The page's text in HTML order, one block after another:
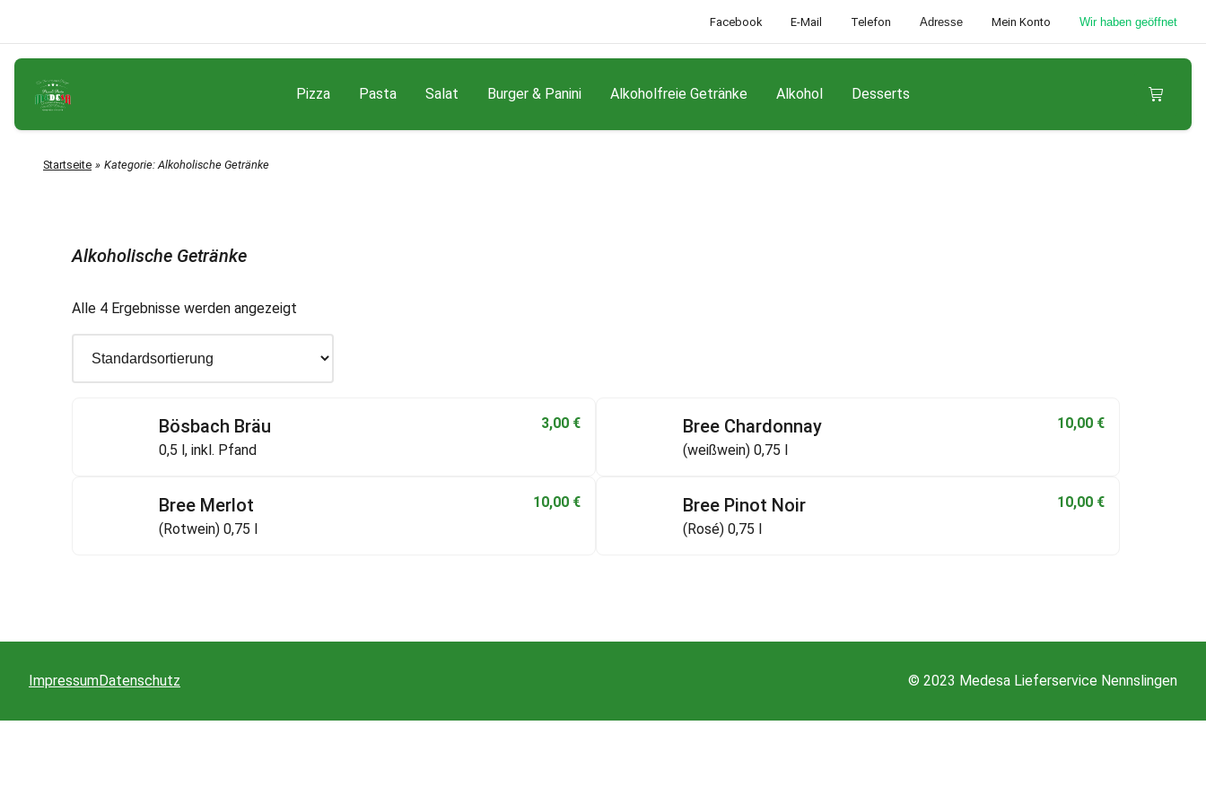
Facebook E-Mail Telefon Adresse Mein Konto Wir haben geöffnet
Pizza Pasta Salat Burger & Panini Alkoholfreie Getränke Alkohol Desserts
Startseite Kategorie: Alkoholische Getränke
Alkoholische Getränke
Alle 4 Ergebnisse werden angezeigt
Bösbach Bräu
0,5 l, inkl. Pfand
3,00 € Bree Chardonnay
(weißwein) 0,75 l
10,00 €
Bree Merlot
(Rotwein) 0,75 l
10,00 € Bree Pinot Noir
(Rosé) 0,75 l
10,00 €
ImpressumDatenschutz © 2023 Medesa Lieferservice Nennslingen